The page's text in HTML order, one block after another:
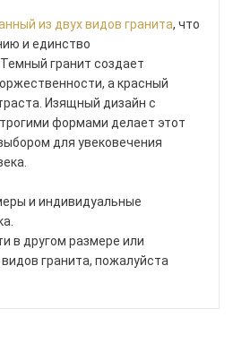
из двух видов гранита, что
и единство
гранит создает
а красный
Изящный дизайн с
формами делает этот
для увековечения
и индивидуальные
в другом размере или
гранита, пожалуйста